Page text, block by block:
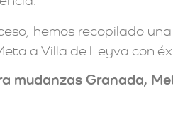
hemos recopilado
a Villa de Leyva con
mudanzas Granada,